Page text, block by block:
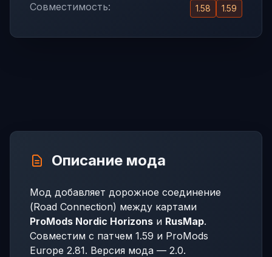
Совместимость:
1.58 1.59
Описание мода
Мод добавляет дорожное соединение
(Road Connection) между картами
ProMods Nordic Horizons и RusMap.
Совместим с патчем 1.59 и ProMods
Europe 2.81. Версия мода — 2.0.